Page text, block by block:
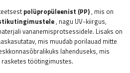
polüpropüleenist (PP), mis on
, nagu UV-kiirgus,
vananemisprotsessidele. Lisaks on
mis muudab porilauad mitte
lahenduseks, mis
töötingimustes.